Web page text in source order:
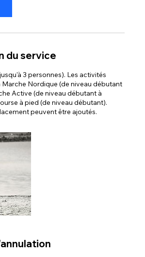
du service
3 personnes). Les activités
Marche Nordique (de niveau débutant
Active (de niveau débutant à
à pied (de niveau débutant).
peuvent être ajoutés.